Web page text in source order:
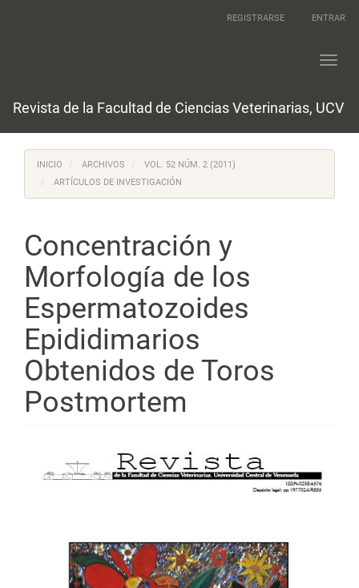
REGISTRARSE ENTRAR
Revista de la Facultad de Ciencias Veterinarias, UCV
INICIO ARCHIVOS
VOL. 52 NÚM. 2 (2011)
ARTÍCULOS DE INVESTIGACIÓN
Concentración y
Morfología de los
Espermatozoides
Epididimarios
Obtenidos de Toros
Postmortem
Barra
lateral
artículo